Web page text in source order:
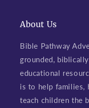
About Us
Bible Pathway
grounded,
educational
is to help families,
teach children the